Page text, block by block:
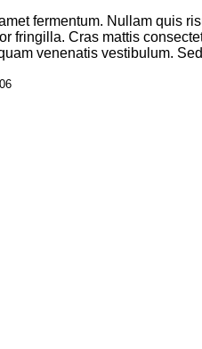
fermentum. Nullam quis
fringilla. Cras mattis
venenatis vestibulum.